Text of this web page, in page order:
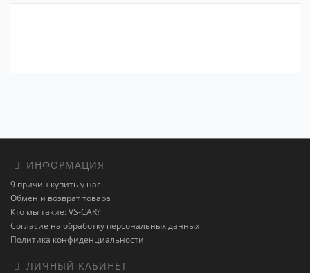
ИНФОРМАЦИЯ
9 причин купить у нас
Обмен и возврат товара
Кто мы такие: VS-CAR?
Согласие на обработку персональных данных
Политика конфиденциальности
ЛИЧНЫЙ КАБИНЕТ